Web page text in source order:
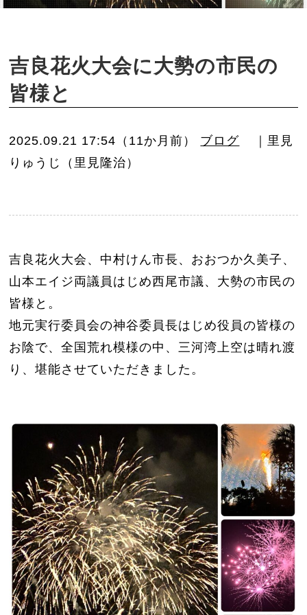
吉良花火大会に大勢の市民の
皆様と
2025.09.21 17:54（11か月前） ブログ
｜里見
りゅうじ（里見隆治）
吉良花火大会、中村けん市長、おおつか久美子、
山本エイジ両議員はじめ西尾市議、大勢の市民の
皆様と。
地元実行委員会の神谷委員長はじめ役員の皆様の
お陰で、全国荒れ模様の中、三河湾上空は晴れ渡
り、堪能させていただきました。